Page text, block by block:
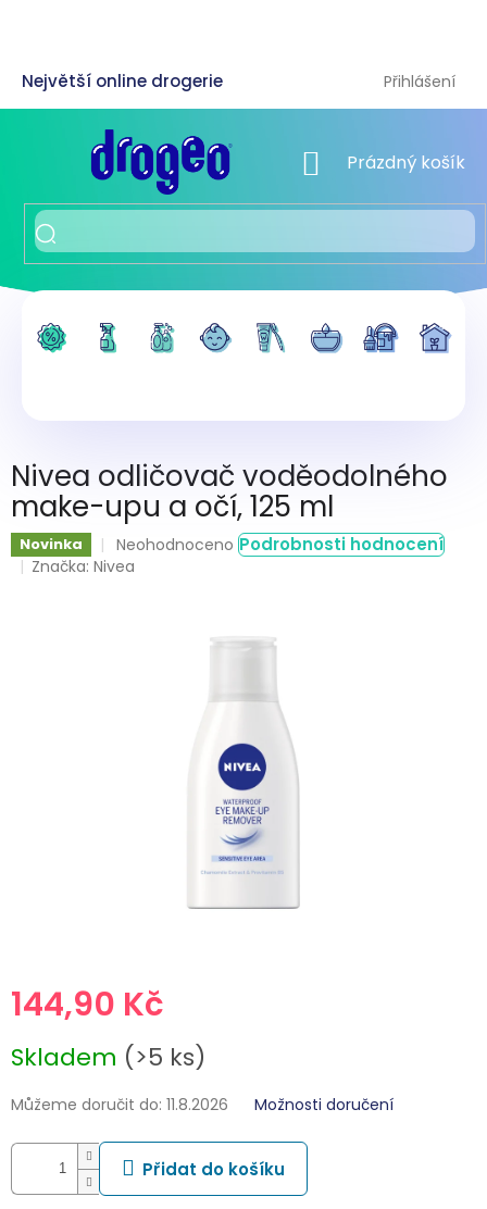
Přihlášení
NÁKUPNÍ KOŠÍK
Prázdný košík
Nivea odličovač voděodolného
make-upu a očí, 125 ml
Novinka
Průměrné
hodnocení
Neohodnoceno Podrobnosti hodnocení
Značka:Nivea
144,90 Kč
cena:
Skladem (>5 ks)
Můžeme doručit do: 11.8.2026 Možnosti doručení
Přidat do košíku